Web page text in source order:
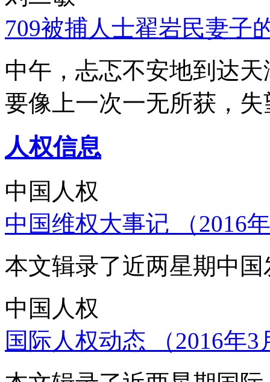
709被捕人士翟岩民妻子
中午，忐忑不安地到达
要像上一次一无所获，
人权信息
中国人权
中国维权大事记 （2016
本文辑录了近两星期中
中国人权
国际人权动态 （2016年